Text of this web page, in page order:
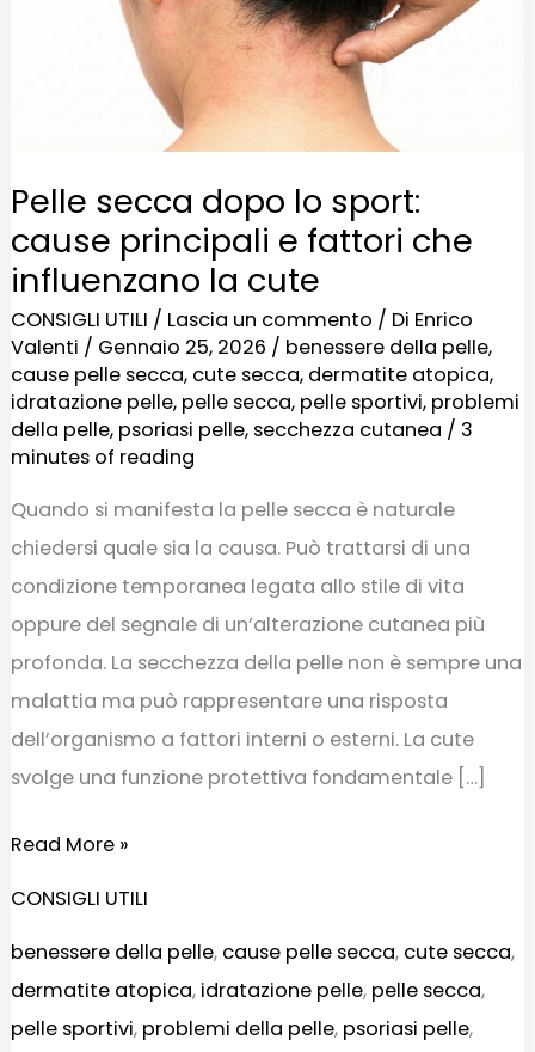
Pelle secca dopo lo sport:
cause principali e fattori che
influenzano la cute
CONSIGLI UTILI / Lascia un commento / Di Enrico
Valenti / Gennaio 25, 2026 / benessere della pelle,
cause pelle secca, cute secca, dermatite atopica,
idratazione pelle, pelle secca, pelle sportivi, problemi
della pelle, psoriasi pelle, secchezza cutanea / 3
minutes of reading
Quando si manifesta la pelle secca è naturale
chiedersi quale sia la causa. Può trattarsi di una
condizione temporanea legata allo stile di vita
oppure del segnale di un’alterazione cutanea più
profonda. La secchezza della pelle non è sempre una
malattia ma può rappresentare una risposta
dell’organismo a fattori interni o esterni. La cute
svolge una funzione protettiva fondamentale […]
influenzano
la
cute
Read More »
CONSIGLI UTILI
benessere della pelle, cause pelle secca, cute secca,
dermatite atopica, idratazione pelle, pelle secca,
pelle sportivi, problemi della pelle, psoriasi pelle,